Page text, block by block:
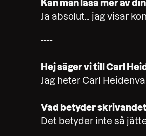
Kan man läsa mer av
Ja absolut… jag visar
----
Hej säger vi till Carl
Jag heter Carl
Vad betyder
Det betyder inte så